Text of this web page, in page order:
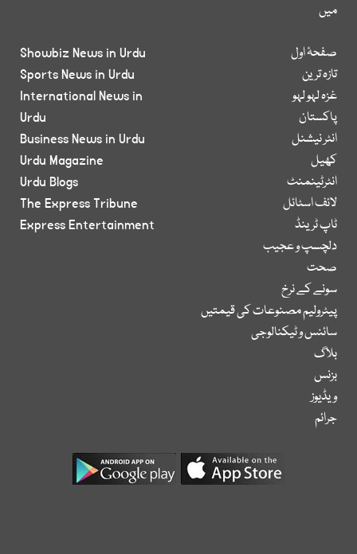
میں
صفحۂ اول
تازہ ترین
غزہ لہو لہو
پاکستان
انٹر نیشنل
کھیل
انٹرٹینمنٹ
لائف اسٹائل
ٹاپ ٹرینڈ
دلچسپ و عجیب
صحت
سونے کے نرخ
پیٹرولیم مصنوعات کی قیمتیں
سائنس و ٹیکنالوجی
بلاگ
بزنس
ویڈیوز
جرائم
Showbiz News in Urdu
Sports News in Urdu
International News in
Urdu
Business News in Urdu
Urdu Magazine
Urdu Blogs
The Express Tribune
Express Entertainment